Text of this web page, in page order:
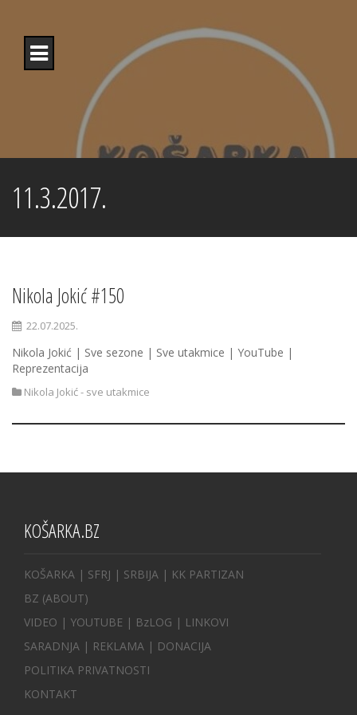
content
11.3.2017.
Nikola Jokić #150
22.07.2025.
Nikola Jokić | Sve sezone | Sve utakmice | YouTube |
Reprezentacija
Nikola Jokić - sve utakmice
KOŠARKA.BZ
KOŠARKA | SFRJ | SRBIJA | KK PARTIZAN
BZ (ABOUT)
VIDEO | YOUTUBE | BzLOG | LINKOVI
SARADNJA | REKLAMA | DONACIJA
POLITIKA PRIVATNOSTI
KONTAKT